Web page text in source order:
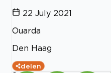
22 July 2021
Ouarda
Den Haag
delen